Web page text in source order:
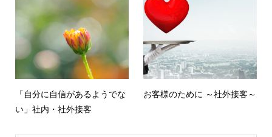
「自分に自信があるようでな
い」社内・社外接客
お客様のために ～社外接客～